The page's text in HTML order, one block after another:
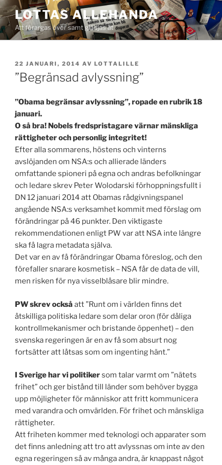
Hoppa
till
innehåll
LOTTAS ALLEHANDA
Att förargas över samt glädjas åt
PUBLICERAT
22 JANUARI, 2014 AV LOTTALILLE
”Begränsad avlyssning”
”Obama begränsar avlyssning”, ropade en rubrik 18
januari.
O så bra! Nobels fredspristagare värnar mänskliga
rättigheter och personlig integritet!
Efter alla sommarens, höstens och vinterns
avslöjanden om NSA:s och allierade länders
omfattande spioneri på egna och andras befolkningar
och ledare skrev Peter Wolodarski förhoppningsfullt i
DN 12 januari 2014 att Obamas rådgivningspanel
angående NSA:s verksamhet kommit med förslag om
förändringar på 46 punkter. Den viktigaste
rekommendationen enligt PW var att NSA inte längre
ska få lagra metadata själva.
Det var en av få förändringar Obama föreslog, och den
förefaller snarare kosmetisk – NSA får de data de vill,
men risken för nya visselblåsare blir mindre.
PW skrev också att ”Runt om i världen finns det
åtskilliga politiska ledare som delar oron (för dåliga
kontrollmekanismer och bristande öppenhet) – den
svenska regeringen är en av få som absurt nog
fortsätter att låtsas som om ingenting hänt.”
I Sverige har vi politikersom talar varmt om ”nätets
frihet” och ger bistånd till länder som behöver bygga
upp möjligheter för människor att fritt kommunicera
med varandra och omvärlden. För frihet och mänskliga
rättigheter.
Att friheten kommer med teknologi och apparater som
det finns anledning att tro att avlyssnas om inte av den
egna regeringen så av många andra, är knappast något